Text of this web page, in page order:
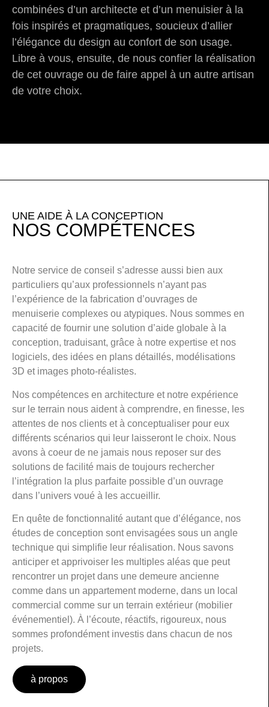
combinées d’un architecte et d’un menuisier à la
fois inspirés et pragmatiques, soucieux d’allier
l’élégance du design au confort de son usage.
Libre à vous, ensuite, de nous confier la réalisation
de cet ouvrage ou de faire appel à un autre artisan
de votre choix.
UNE AIDE À LA CONCEPTION
NOS COMPÉTENCES
Notre service de conseil s’adresse aussi bien aux
particuliers qu’aux professionnels n’ayant pas
l’expérience de la fabrication d’ouvrages de
menuiserie complexes ou atypiques. Nous sommes en
capacité de fournir une solution d’aide globale à la
conception, traduisant, grâce à notre expertise et nos
logiciels, des idées en plans détaillés, modélisations
3D et images photo-réalistes.
Nos compétences en architecture et notre expérience
sur le terrain nous aident à comprendre, en finesse, les
attentes de nos clients et à conceptualiser pour eux
différents scénarios qui leur laisseront le choix. Nous
avons à coeur de ne jamais nous reposer sur des
solutions de facilité mais de toujours rechercher
l’intégration la plus parfaite possible d’un ouvrage
dans l’univers voué à les accueillir.
En quête de fonctionnalité autant que d’élégance, nos
études de conception sont envisagées sous un angle
technique qui simplifie leur réalisation. Nous savons
anticiper et apprivoiser les multiples aléas que peut
rencontrer un projet dans une demeure ancienne
comme dans un appartement moderne, dans un local
commercial comme sur un terrain extérieur (mobilier
événementiel). À l’écoute, réactifs, rigoureux, nous
sommes profondément investis dans chacun de nos
projets.
à propos